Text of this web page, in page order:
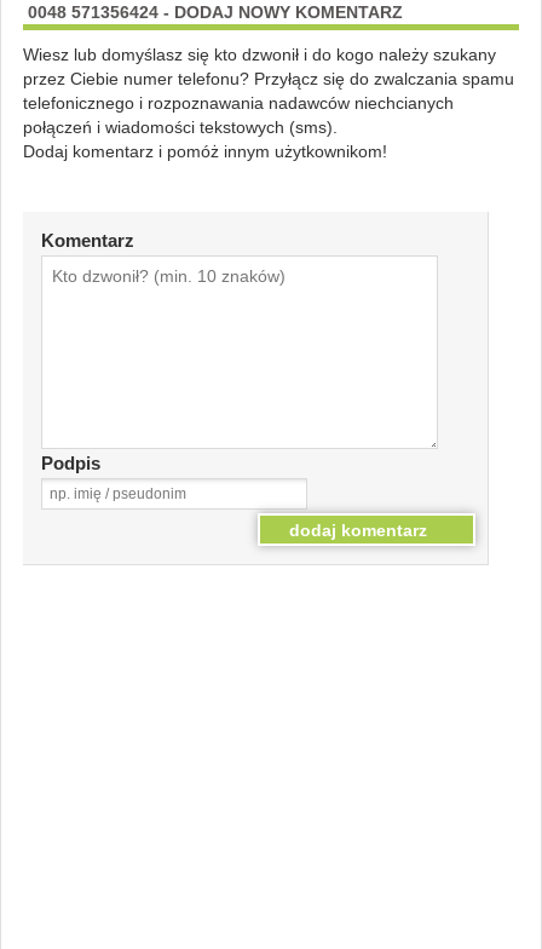
0048 571356424 - DODAJ NOWY KOMENTARZ
Wiesz lub domyślasz się kto dzwonił i do kogo należy szukany
przez Ciebie numer telefonu? Przyłącz się do zwalczania spamu
telefonicznego i rozpoznawania nadawców niechcianych
połączeń i wiadomości tekstowych (sms).
Dodaj komentarz i pomóż innym użytkownikom!
Komentarz
Podpis